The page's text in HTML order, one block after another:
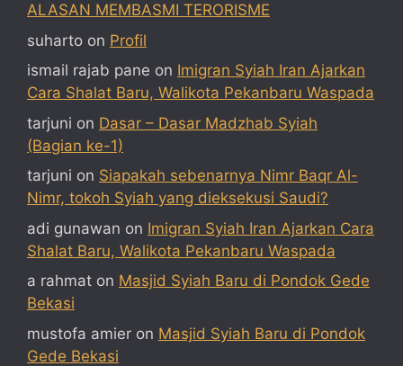
ALASAN MEMBASMI TERORISME
suharto on Profil
ismail rajab pane on Imigran Syiah Iran Ajarkan
Cara Shalat Baru, Walikota Pekanbaru Waspada
tarjuni on Dasar – Dasar Madzhab Syiah
(Bagian ke-1)
tarjuni on Siapakah sebenarnya Nimr Baqr Al-
Nimr, tokoh Syiah yang dieksekusi Saudi?
adi gunawan on Imigran Syiah Iran Ajarkan Cara
Shalat Baru, Walikota Pekanbaru Waspada
a rahmat on Masjid Syiah Baru di Pondok Gede
Bekasi
mustofa amier on Masjid Syiah Baru di Pondok
Gede Bekasi